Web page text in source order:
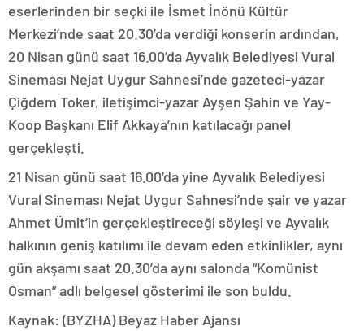
eserlerinden bir seçki ile İsmet İnönü Kültür
Merkezi’nde saat 20.30’da verdiği konserin ardından,
20 Nisan günü saat 16.00’da Ayvalık Belediyesi Vural
Sineması Nejat Uygur Sahnesi’nde gazeteci-yazar
Çiğdem Toker, iletişimci-yazar Ayşen Şahin ve Yay-
Koop Başkanı Elif Akkaya’nın katılacağı panel
gerçekleşti.
21 Nisan günü saat 16.00’da yine Ayvalık Belediyesi
Vural Sineması Nejat Uygur Sahnesi’nde şair ve yazar
Ahmet Ümit’in gerçekleştireceği söyleşi ve Ayvalık
halkının geniş katılımı ile devam eden etkinlikler, aynı
gün akşamı saat 20.30’da aynı salonda “Komünist
Osman” adlı belgesel gösterimi ile son buldu.
Kaynak: (BYZHA) Beyaz Haber Ajansı